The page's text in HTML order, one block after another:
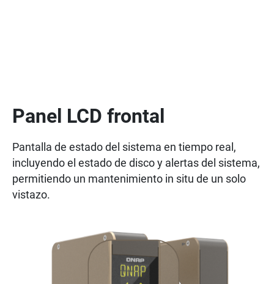
Panel LCD frontal
Pantalla de estado del sistema en tiempo real,
incluyendo el estado de disco y alertas del sistema,
permitiendo un mantenimiento in situ de un solo
vistazo.